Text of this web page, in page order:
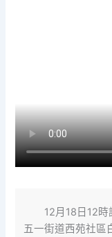
12月18日12
五一街道西苑社區